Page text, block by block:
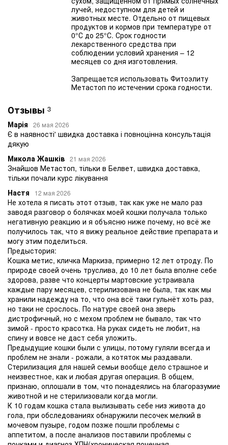
лучей, недоступном для детей и
животных месте. Отдельно от пищевых
продуктов и кормов при температуре от
0°С до 25°С. Срок годности
лекарственного средства при
соблюдении условий хранения – 12
месяцев со дня изготовления.
Запрещается использовать Фитоэлиту
Метастоп по истечении срока годности.
Отзывы 3
Марія 26 мая 2026
Є в наявності' швидка доставка і повноцінна консультація
дякую
Микола Жашків 21 мая 2026
Знайшов Метастоп, тільки в Белвет, швидка доставка,
тільки почали курс лікування
Настя
12 мая 2026
Не хотела я писать этот отзыв, так как уже не мало раз
заводя разговор о болячках моей кошки получала только
негативную реакцию и я объясню ниже почему, но всё же
получилось так, что я вижу реальное действие препарата и
могу этим поделиться.
Предыстория:
Кошка метис, кличка Маркиза, примерно 12 лет отроду. По
природе своей очень труслива, до 10 лет была вполне себе
здорова, разве что концерты мартовские устраивала
каждые пару месяцев, стерилизована не была, так как мы
хранили надежду на то, что она всё таки гульнёт хоть раз,
но таки не срослось. По натуре своей она зверь
дистрофичный, но с мехом проблем не бывало, так что
зимой - просто красотка. На руках сидеть не любит, на
спину и вовсе не даст себя уложить.
Предыдущие кошки были с улицы, потому гуляли всегда и
проблем не знали - рожали, а котяток мы раздавали.
Стерилизация для нашей семьи вообще дело страшное и
неизвестное, как и любая другая операция. В общем,
признаю, оплошали в том, что понадеялись на благоразумие
животной и не стерилизовали когда могли.
К 10 годам кошка стала вылизывать себе низ живота до
гола, при обследованиях обнаружили песочек мелкий в
мочевом пузыре, годом позже пошли проблемы с
аппетитом, а после анализов поставили проблемы с